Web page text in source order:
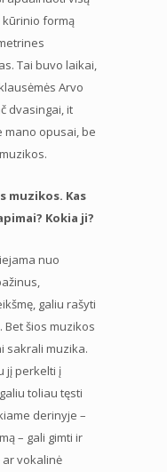
kūrinio formą
Tai buvo laikai,
Arvo
dvasingai, it
mano opusai, be
muzikos. Kas
Kokia ji?
nuo
galiu rašyti
šios muzikos
sakrali muzika.
jį perkelti į
toliau tęsti
derinyje –
– gali gimti ir
vokalinė